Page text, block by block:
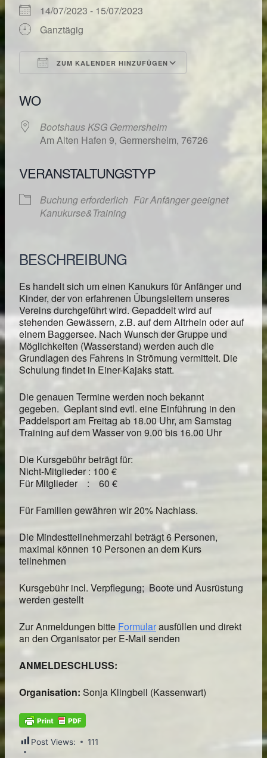
14/07/2023 - 15/07/2023
Ganztägig
ZUM KALENDER HINZUFÜGEN
Google
WO
Bootshaus KSG Germersheim
Am Alten Hafen 9, Germersheim, 76726
VERANSTALTUNGSTYP
Buchung erforderlich Für Anfänger geeignet
Kanukurse&Training
BESCHREIBUNG
Es handelt sich um einen Kanukurs für Anfänger und
Kinder, der von erfahrenen Übungsleitern unseres
Vereins durchgeführt wird. Gepaddelt wird auf
stehenden Gewässern, z.B. auf dem Altrhein oder auf
einem Baggersee. Nach Wunsch der Gruppe und
Möglichkeiten (Wasserstand) werden auch die
Grundlagen des Fahrens in Strömung vermittelt. Die
Schulung findet in Einer-Kajaks statt.
Die genauen Termine werden noch bekannt
gegeben. Geplant sind evtl. eine Einführung in den
Paddelsport am Freitag ab 18.00 Uhr, am Samstag
Training auf dem Wasser von 9.00 bis 16.00 Uhr
Die Kursgebühr beträgt für:
Nicht-Mitglieder : 100 €
Für Mitglieder : 60 €
Für Familien gewähren wir 20% Nachlass.
Die Mindestteilnehmerzahl beträgt 6 Personen,
maximal können 10 Personen an dem Kurs
teilnehmen
Kursgebühr incl. Verpflegung; Boote und Ausrüstung
werden gestellt
Zur Anmeldungen bitte Formularausfüllen und direkt
an den Organisator per E-Mail senden
ANMELDESCHLUSS:
Organisation: Sonja Klingbeil (Kassenwart)
Post Views: 111